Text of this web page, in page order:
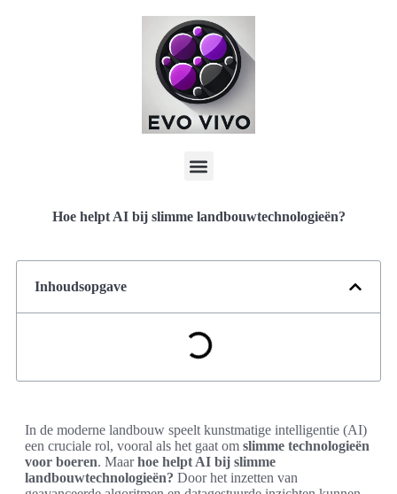
Hoe helpt AI bij slimme landbouwtechnologieën?
Inhoudsopgave
In de moderne landbouw speelt kunstmatige intelligentie (AI)
een cruciale rol, vooral als het gaat om slimme technologieën
voor boeren. Maarhoe helpt AI bij slimme
landbouwtechnologieën? Door het inzetten van